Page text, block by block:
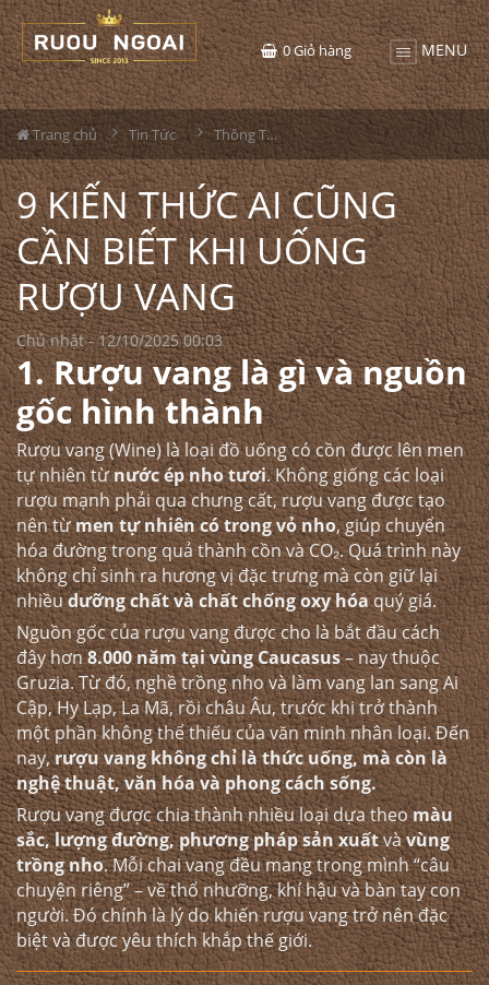
MENU
0Giỏ hàng
Trang chủ Tin Tức Thông Tin Rượu Vang
9 KIẾN THỨC AI CŨNG
CẦN BIẾT KHI UỐNG
RƯỢU VANG
Chủ nhật - 12/10/2025 00:03
1. Rượu vang là gì và nguồn
gốc hình thành
Rượu vang (Wine) là loại đồ uống có cồn được lên men
tự nhiên từnước ép nho tươi. Không giống các loại
rượu mạnh phải qua chưng cất, rượu vang được tạo
nên từmen tự nhiên có trong vỏ nho, giúp chuyển
hóa đường trong quả thành cồn và CO₂. Quá trình này
không chỉ sinh ra hương vị đặc trưng mà còn giữ lại
nhiềudưỡng chất và chất chống oxy hóaquý giá.
Nguồn gốc của rượu vang được cho là bắt đầu cách
đây hơn8.000 năm tại vùng Caucasus– nay thuộc
Gruzia. Từ đó, nghề trồng nho và làm vang lan sang Ai
Cập, Hy Lạp, La Mã, rồi châu Âu, trước khi trở thành
một phần không thể thiếu của văn minh nhân loại. Đến
nay,rượu vang không chỉ là thức uống, mà còn là
nghệ thuật, văn hóa và phong cách sống.
Rượu vangđược chia thành nhiều loại dựa theomàu
sắc, lượng đường, phương pháp sản xuấtvàvùng
trồng nho. Mỗi chai vang đều mang trong mình “câu
chuyện riêng” – về thổ nhưỡng, khí hậu và bàn tay con
người. Đó chính là lý do khiến rượu vang trở nên đặc
biệt và được yêu thích khắp thế giới.